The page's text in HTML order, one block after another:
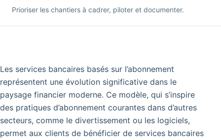
Prioriser les chantiers à cadrer, piloter et documenter.
Les services bancaires basés sur l’abonnement
représentent une évolution significative dans le
paysage financier moderne. Ce modèle, qui s’inspire
des pratiques d’abonnement courantes dans d’autres
secteurs, comme le divertissement ou les logiciels,
permet aux clients de bénéficier de services bancaires